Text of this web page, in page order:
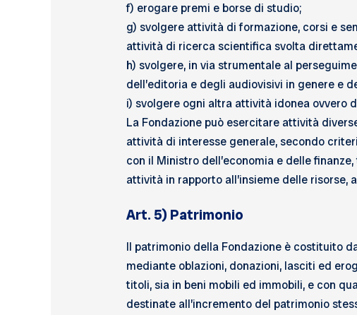
f) erogare premi e borse di studio;
g) svolgere attività di formazione, corsi e
attività di ricerca scientifica svolta
h) svolgere, in via strumentale al
dell’editoria e degli audiovisivi in genere e
i) svolgere ogni altra attività idonea ovvero
La Fondazione può esercitare attività
attività di interesse generale, secondo
con il Ministro dell’economia e delle
attività in rapporto all’insieme delle
Art. 5) Patrimonio
Il patrimonio della Fondazione è costituito
mediante oblazioni, donazioni, lasciti ed
titoli, sia in beni mobili ed immobili, e con
destinate all’incremento del patrimonio